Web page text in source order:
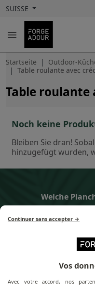
SUISSE

Startseite Outdoor-
Table roulante avec
Table roulante
Noch keine
Bleiben Sie dran!
hinzugefügt wurden,
Welche
Continuer sans accepter →
Vos
Avec votre accord, nos